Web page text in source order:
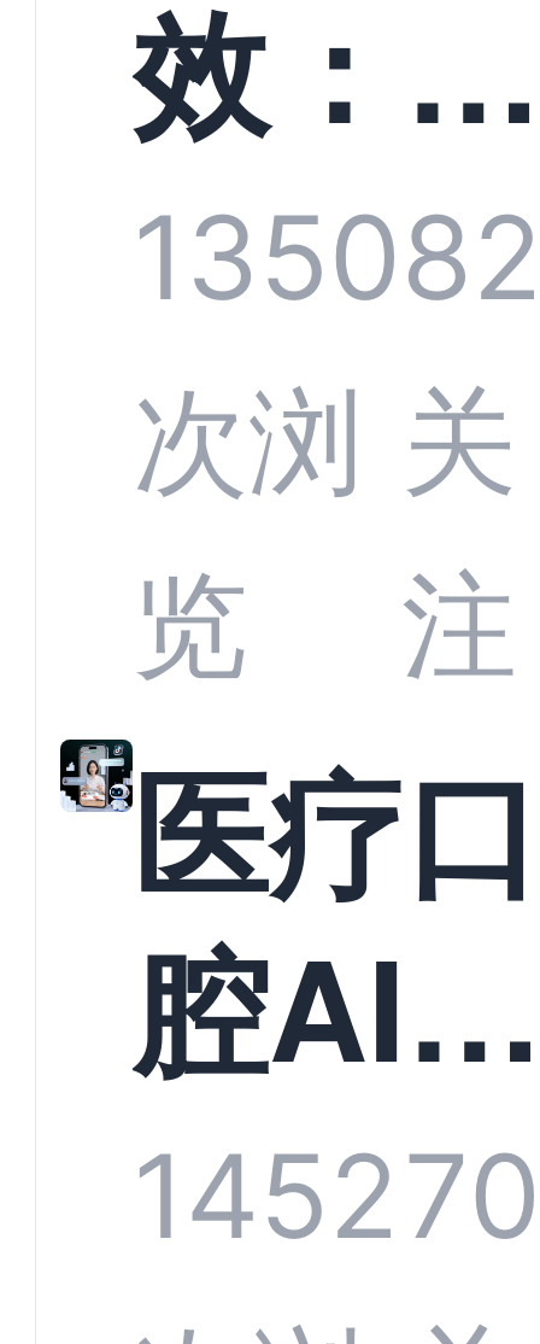
技何以
定义行
业标
准？
效：螳
螂科技
CRM
何助力
教育机
构实现
规模化
1350
次浏
览
关
注
医疗口
腔AI
服系统
1452